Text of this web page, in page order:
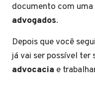
documento com uma
advogados.
Depois que você
já vai ser possível ter
advocacia e